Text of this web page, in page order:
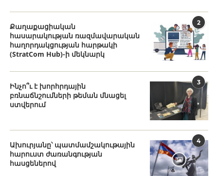
2
Քաղաքացիական
հասարակության ռազմավարական
հաղորդակցության հարթակի
(StratCom Hub)-ի մեկնարկ
3
Ինչո՞ւ է խորհրդային
բռնաճնշումների թեման մնացել
ստվերում
4
Ախուրյանը՝ պատմամշակութային
հարուստ ժառանգության
հասցեներով